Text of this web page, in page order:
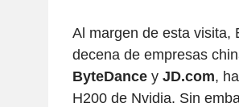
Al margen de esta visita,
decena de empresas
ByteDancey JD.com,
H200 de Nvidia. Sin